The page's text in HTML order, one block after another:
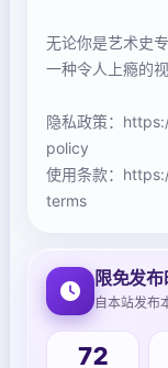
无论你是艺术史
一种令人上瘾的视
隐私政策：
policy
使用条款：
terms
限免发
自本站发布
72